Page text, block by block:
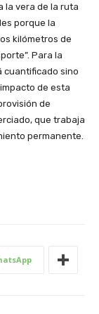
la vera de la ruta
porque la
kilómetros de
Para la
cuantificado sino
de esta
de
que trabaja
permanente.